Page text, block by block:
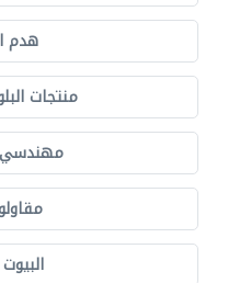
هدم
منتجات
مهندسي